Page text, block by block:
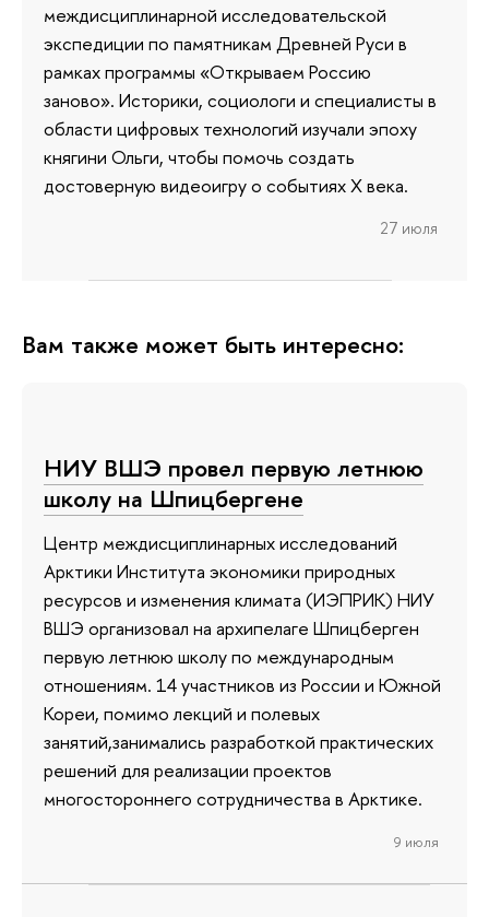
междисциплинарной исследовательской
экспедиции по памятникам Древней Руси в
рамках программы «Открываем Россию
заново». Историки, социологи и специалисты в
области цифровых технологий изучали эпоху
княгини Ольги, чтобы помочь создать
достоверную видеоигру о событиях X века.
27 июля
Вам также может быть интересно:
НИУ ВШЭ провел первую летнюю
школу на Шпицбергене
Центр междисциплинарных исследований
Арктики Института экономики природных
ресурсов и изменения климата (ИЭПРИК) НИУ
ВШЭ организовал на архипелаге Шпицберген
первую летнюю школу по международным
отношениям. 14 участников из России и Южной
Кореи, помимо лекций и полевых
занятий,занимались разработкой практических
решений для реализации проектов
многостороннего сотрудничества в Арктике.
9 июля